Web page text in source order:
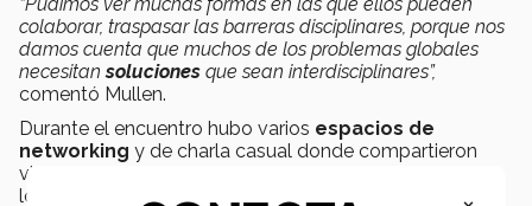
colaborar, traspasar las barreras disciplinares, porque nos
damos cuenta que muchos de los problemas globales
necesitansoluciones que sean interdisciplinares”,
comentó Mullen.
Durante el encuentro hubo varios espacios de
networking y de charla casual donde compartieron
visiones y hablaron sobre ideas que fueron surgiendo a
lo largo de las jornadas.